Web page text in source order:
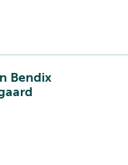
Bendix